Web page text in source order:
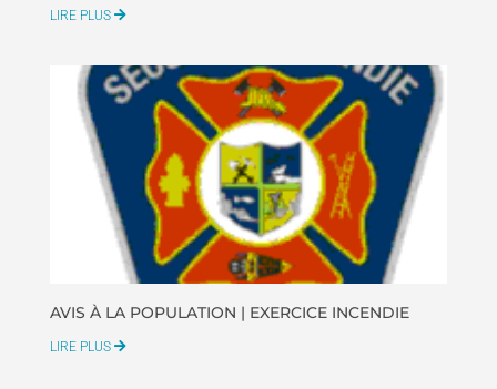
LIRE PLUS
AVIS À LA POPULATION | EXERCICE INCENDIE
LIRE PLUS